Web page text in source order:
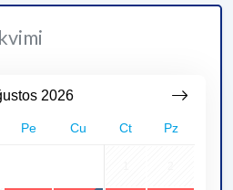
2026
Pe Cu Ct Pz